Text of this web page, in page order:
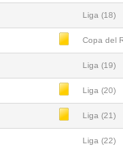
Liga (18)
Copa del
Liga (19)
Liga (20)
Liga (21)
Liga (22)